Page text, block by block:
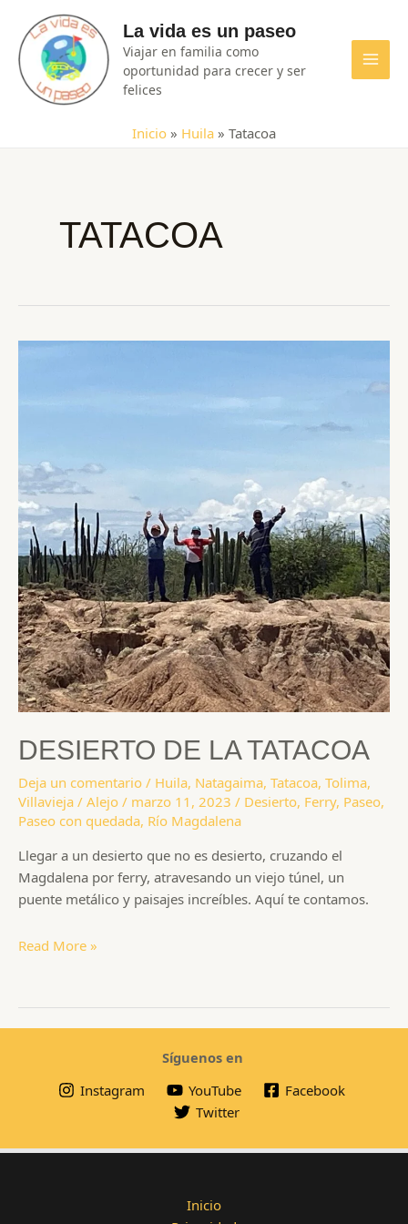
contenido
La vida es un paseo
Viajar en familia como
oportunidad para crecer y ser
felices
Inicio » Huila » Tatacoa
TATACOA
DESIERTO DE LA TATACOA
Deja un comentario / Huila, Natagaima, Tatacoa, Tolima,
Villavieja / Alejo / marzo 11, 2023 / Desierto, Ferry, Paseo,
Paseo con quedada, Río Magdalena
Llegar a un desierto que no es desierto, cruzando el
Magdalena por ferry, atravesando un viejo túnel, un
puente metálico y paisajes increíbles. Aquí te contamos.
Desierto
Tatacoa
Read More »
Síguenos en
Instagram
YouTube
Facebook
Twitter
Inicio